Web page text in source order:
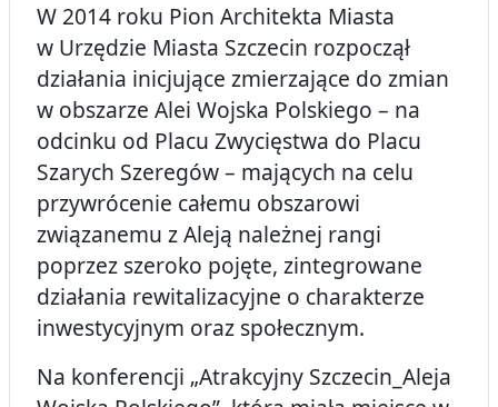
W 2014 roku Pion Architekta Miasta
w Urzędzie Miasta Szczecin rozpoczął
działania inicjujące zmierzające do zmian
w obszarze Alei Wojska Polskiego – na
odcinku od Placu Zwycięstwa do Placu
Szarych Szeregów – mających na celu
przywrócenie całemu obszarowi
związanemu z Aleją należnej rangi
poprzez szeroko pojęte, zintegrowane
działania rewitalizacyjne o charakterze
inwestycyjnym oraz społecznym.
Na konferencji „Atrakcyjny Szczecin_Aleja